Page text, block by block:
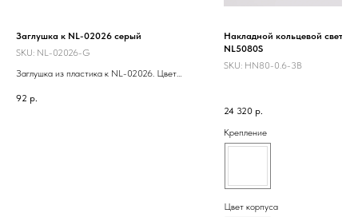
Заглушка к NL-02026 серый
SKU: NL-02026-G
Заглушка из пластика к NL-02026. Цвет
92 р.
Накладной кольцевой
NL5080S
SKU: HN80-0.6-3B
24 320 р.
Крепление
Цвет корпуса